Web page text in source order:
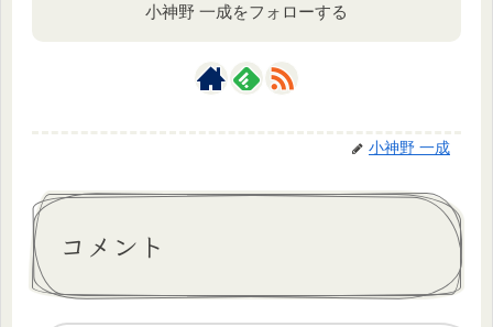
小神野 一成をフォローする
小神野 一成
コメント